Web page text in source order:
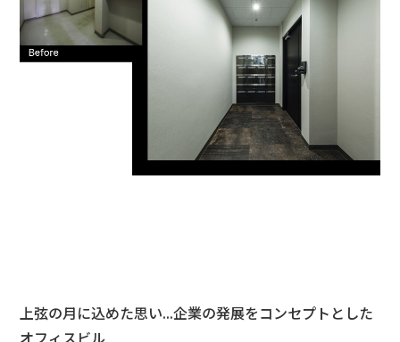
上弦の月に込めた思い...企業の発展をコンセプトとした